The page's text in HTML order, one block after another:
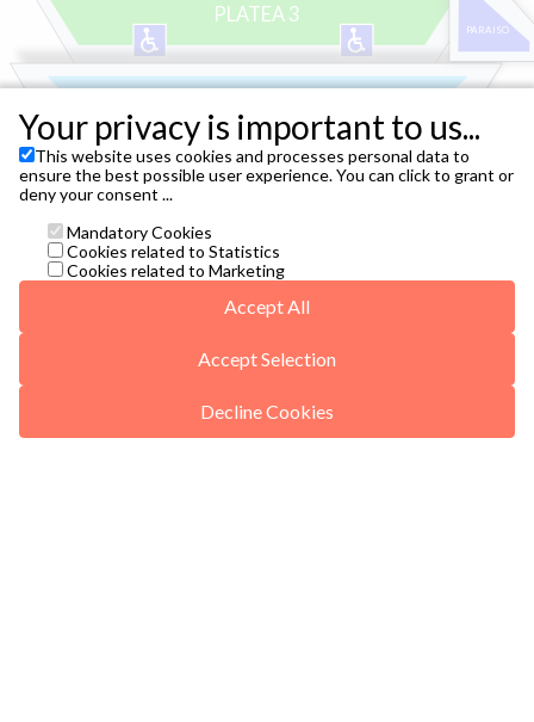
PLATEA 3
ANFITEATRO 2
PARAISO
Your privacy is important to us...
This website uses cookies and processes personal data to
ensure the best possible user experience. You can click to grant or
deny your consent ...
Mandatory Cookies
Cookies related to Statistics
Cookies related to Marketing
Accept All
Accept Selection
Decline Cookies